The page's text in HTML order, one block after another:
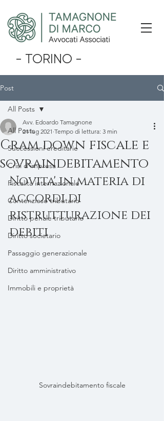
- TORINO -
Post
All Posts
Successioni ereditarie
Crisi d'impresa
Fiscalità internazionale
Contenzioso tributario
Diritto penale tributario
Diritto societario
Passaggio generazionale
Diritto amministrativo
Immobili e proprietà
All Posts
Cram down fiscale e
sovraindebitamento
Avv. Edoardo Tamagnone
21 lug 2021 Tempo di lettura: 3 min
Novita' in materia di
accordi di
ristrutturazione dei
debiti
Sovraindebitamento fiscale